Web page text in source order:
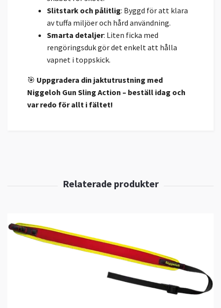
Slitstark och pålitlig: Byggd för att klara
av tuffa miljöer och hård användning.
Smarta detaljer: Liten ficka med
rengöringsduk gör det enkelt att hålla
vapnet i toppskick.
🎯 Uppgradera din jaktutrustning med
Niggeloh Gun Sling Action – beställ idag och
var redo för allt i fältet!